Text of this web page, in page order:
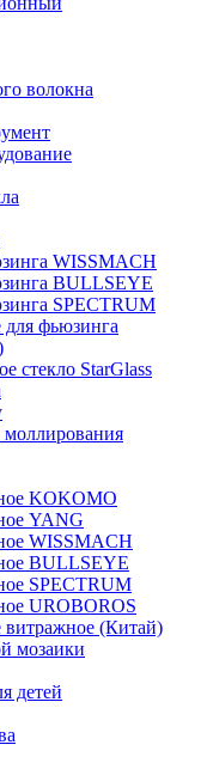
волокна
WISSMACH
BULLSEYE
SPECTRUM
для фьюзинга
стекло StarGlass
KOKOMO
YANG
WISSMACH
BULLSEYE
SPECTRUM
UROBOROS
витражное (Китай)
мозаики
детей